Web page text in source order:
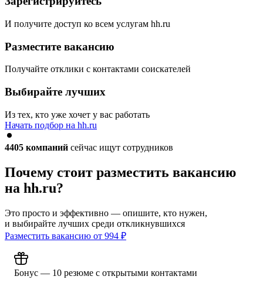
И получите доступ ко всем услугам hh.ru
Разместите вакансию
Получайте отклики с контактами соискателей
Выбирайте лучших
Из тех, кто уже хочет у вас работать
Начать подбор на hh.ru
4405 компаний сейчас ищут сотрудников
Почему стоит разместить вакансию
на hh.ru?
Это просто и эффективно — опишите, кто нужен,
и выбирайте лучших среди откликнувшихся
Разместить вакансию от 994 ₽
Бонус — 10 резюме с открытыми контактами